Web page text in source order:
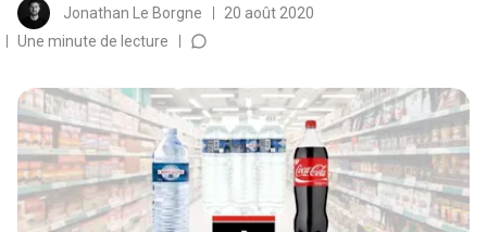
Jonathan Le Borgne
20 août 2020
Une minute de lecture